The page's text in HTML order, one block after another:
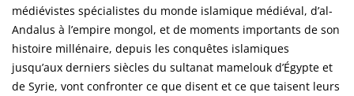
médiévistes spécialistes du monde islamique médiéval, d’al-
Andalus à l’empire mongol, et de moments importants de son
histoire millénaire, depuis les conquêtes islamiques
jusqu’aux derniers siècles du sultanat mamelouk d’Égypte et
de Syrie, vont confronter ce que disent et ce que taisent leurs